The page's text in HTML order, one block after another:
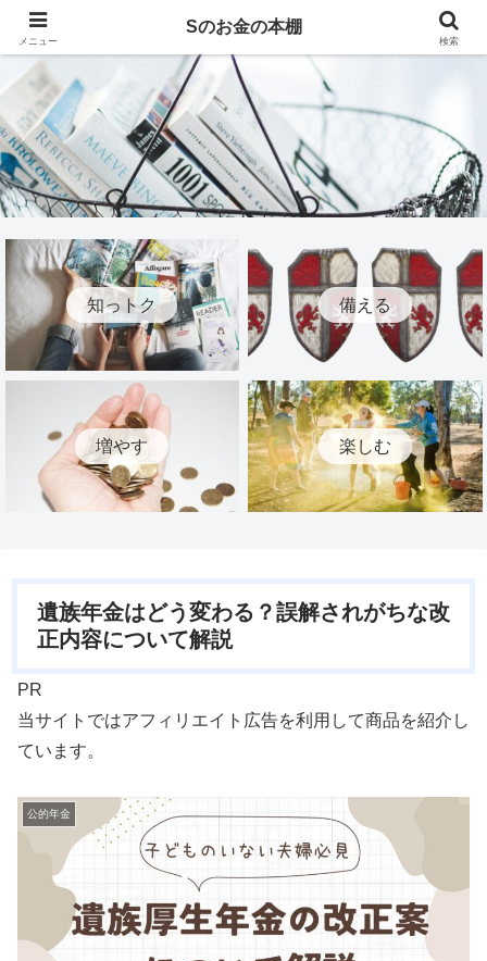
知っトク 備える
増やす 楽しむ
遺族年金はどう変わる？誤解されがちな改
正内容について解説
PR
当サイトではアフィリエイト広告を利用して商品を紹介し
ています。
公的年金
メニュー
Sのお金の本棚
検索